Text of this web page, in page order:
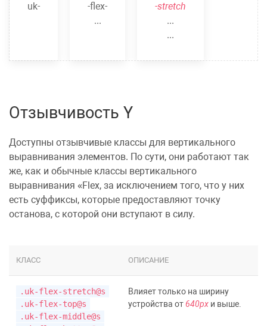
uk-
-flex-
...
-stretch
...
...
Отзывчивость Y
Доступны отзывчивые классы для вертикального
выравнивания элементов. По сути, они работают так
же, как и обычные классы вертикального
выравнивания
Flex, за исключением того, что у них
есть суффиксы, которые предоставляют точку
останова, с которой они вступают в силу.
КЛАСС ОПИСАНИЕ
.uk-flex-stretch@s
.uk-flex-top@s
.uk-flex-middle@s
Влияет только на ширину
устройства от640px и выше.